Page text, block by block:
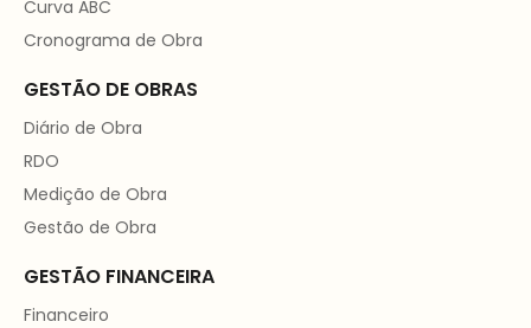
Curva ABC
Cronograma de Obra
GESTÃO DE OBRAS
Diário de Obra
RDO
Medição de Obra
Gestão de Obra
GESTÃO FINANCEIRA
Financeiro